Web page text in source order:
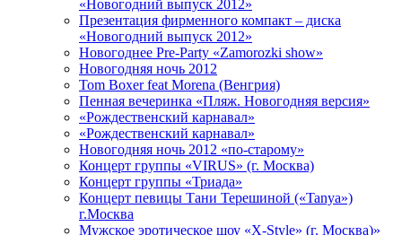
«Новогодний выпуск 2012»
Презентация фирменного компакт – диска
«Новогодний выпуск 2012»
Новогоднее Pre-Party «Zamorozki show»
Новогодняя ночь 2012
Tom Boxer feat Morena (Венгрия)
Пенная вечеринка «Пляж. Новогодняя версия»
«Рождественский карнавал»
«Рождественский карнавал»
Новогодняя ночь 2012 «по-старому»
Концерт группы «VIRUS» (г. Москва)
Концерт группы «Триада»
Концерт певицы Тани Терешиной («Tanya»)
г.Москва
Мужское эротическое шоу «X-Style» (г. Москва)»